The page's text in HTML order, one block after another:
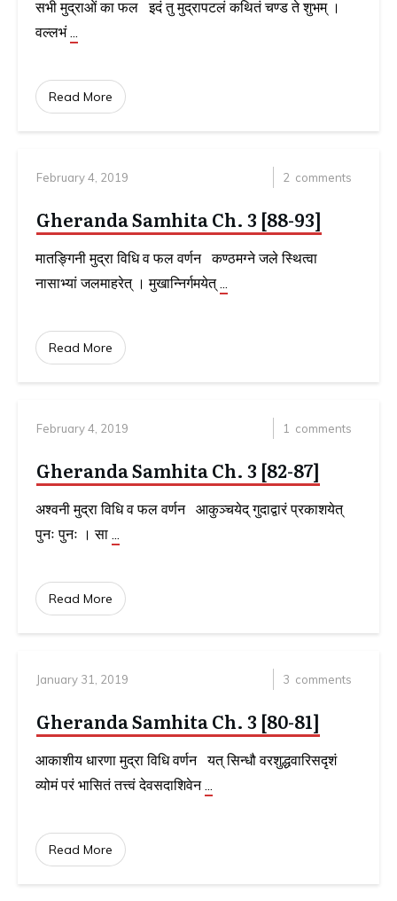
सभी मुद्राओं का फल इदं तु मुद्रापटलं कथितं चण्ड ते शुभम् ।
वल्लभं...
Read More
February 4, 2019 2 comments
Gheranda Samhita Ch. 3 [88-93]
मातङ्गिनी मुद्रा विधि व फल वर्णन कण्ठमग्ने जले स्थित्वा
नासाभ्यां जलमाहरेत् । मुखान्निर्गमयेत्...
Read More
February 4, 2019 1 comments
Gheranda Samhita Ch. 3 [82-87]
अश्वनी मुद्रा विधि व फल वर्णन आकुञ्चयेद् गुदाद्वारं प्रकाशयेत्
पुनः पुनः । सा ...
Read More
January 31, 2019 3 comments
Gheranda Samhita Ch. 3 [80-81]
आकाशीय धारणा मुद्रा विधि वर्णन यत् सिन्धौ वरशुद्धवारिसदृशं
व्योमं परं भासितं तत्त्वं देवसदाशिवेन...
Read More